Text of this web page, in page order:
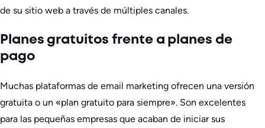
de su sitio web a través de múltiples canales.
Planes gratuitos frente a planes de
pago
Muchas plataformas de email marketing ofrecen una versión
gratuita o un «plan gratuito para siempre». Son excelentes
para las pequeñas empresas que acaban de iniciar sus